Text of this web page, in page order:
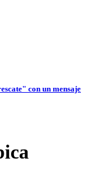
con un mensaje